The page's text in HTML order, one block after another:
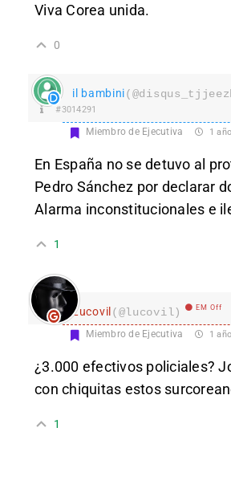
Viva Corea unida.
0
il bambini
#3014291
Miembro de Ejecutiva 1
En España no se detuvo al
Pedro Sánchez por declarar
Alarma inconstitucionales e
1
Lucovil(@lucovil) EM Off
Miembro de Ejecutiva 1
¿3.000 efectivos policiales?
con chiquitas estos
1